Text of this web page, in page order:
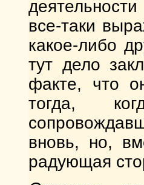
все-таки
какое-либо
тут дело
факте, что
тогда,
вновь, но,
радующая